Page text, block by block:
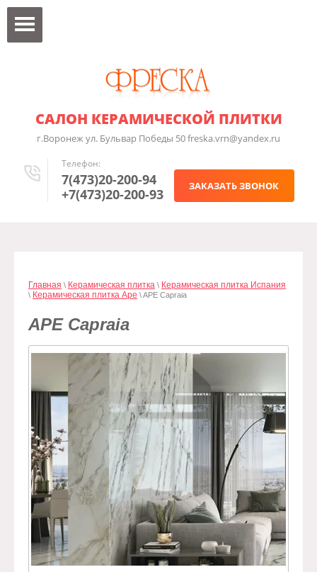
САЛОН КЕРАМИЧЕСКОЙ ПЛИТКИ
г.Воронеж ул. Бульвар Победы 50 freska.vrn@yandex.ru
Телефон:
7(473)20-200-94
+7(473)20-200-93
ЗАКАЗАТЬ ЗВОНОК
Главная \ Керамическая плитка \ Керамическая плитка Испания
\ Керамическая плитка Ape \ APE Capraia
APE Capraia